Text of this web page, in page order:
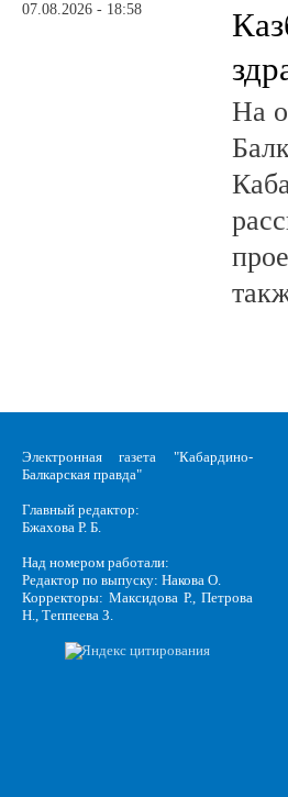
07.08.2026 - 18:58
На
Электронная газета "Кабардино-
Балкарская правда"
Главный редактор:
Бжахова Р. Б.
Над номером работали:
Редактор по выпуску: Накова О.
Корректоры: Максидова Р., Петрова
Н., Теппеева З.